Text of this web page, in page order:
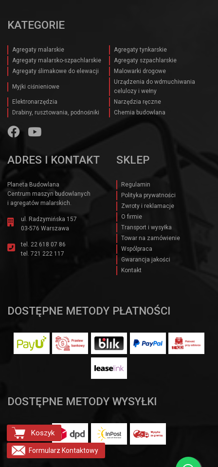
KATEGORIE
Agregaty malarskie
Agregaty tynkarskie
Agregaty malarsko-szpachlarskie
Agregaty szpachlarskie
Agregaty ślimakowe do elewacji
Malowarki drogowe
Myjki ciśnieniowe
Urządzenia do wdmuchiwania
celulozy i wełny
Elektronarzędzia
Narzędzia ręczne
Drabiny, rusztowania, podnośniki
Chemia budowlana
ADRES I KONTAKT
Planeta Budowlana
Centrum maszyn budowlanych
i agregatów malarskich.
ul. Radzymińska 157
03-576 Warszawa
tel. 22 618 07 86
tel. 721 222 117
SKLEP
Regulamin
Polityka prywatności
Zwroty i reklamacje
O firmie
Transport i wysyłka
Towar na zamówienie
Wspólpraca
Gwarancja jakości
Kontakt
DOSTĘPNE METODY PŁATNOŚCI
DOSTĘPNE METODY WYSYŁKI
Formularz Kontaktowy
Koszyk